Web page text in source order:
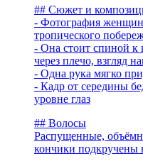
## Сюжет и
- Фотография
тропического
- Она стоит спиной к
через плечо, взгляд
- Одна рука мягко
- Кадр от середины
уровне глаз
## Волосы
Распущенные,
кончики подкручены